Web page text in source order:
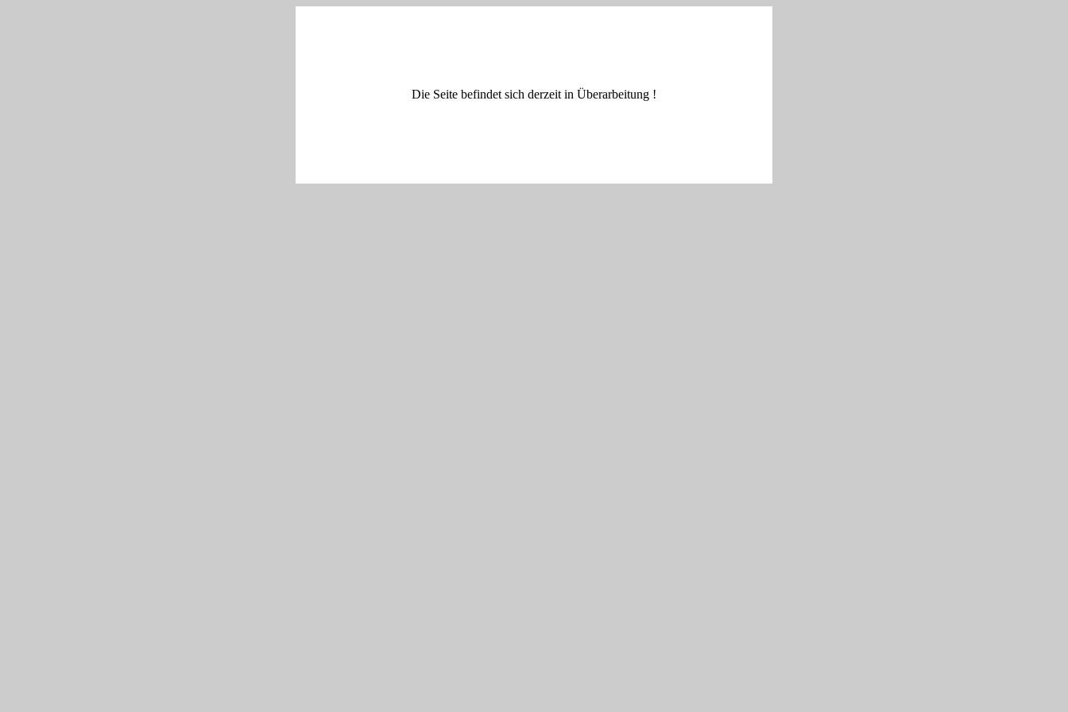
Die Seite befindet sich derzeit in Überarbeitung !